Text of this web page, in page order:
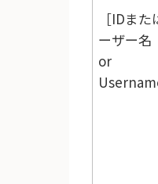
IDまた
ーザー名
or